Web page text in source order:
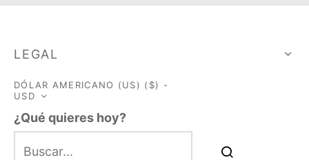
LEGAL
DÓLAR AMERICANO (US) ($) -
USD
¿Qué quieres hoy?